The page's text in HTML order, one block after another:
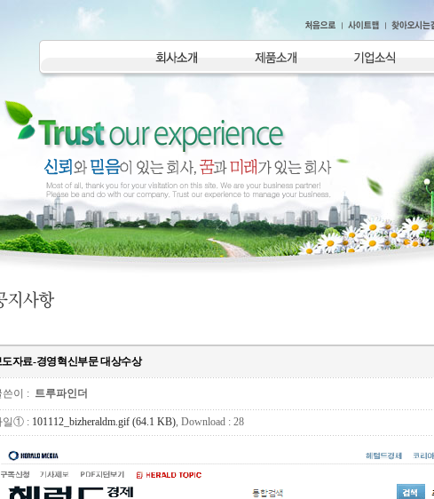
자료-경영혁신부문 대상수상
쓴이 : 트루파인더
일① : 101112_bizheraldm.gif (64.1 KB), Download : 28